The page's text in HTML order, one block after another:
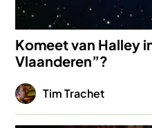
Komeet van Halley
Vlaanderen”?
Afbeelding
Tim Trachet